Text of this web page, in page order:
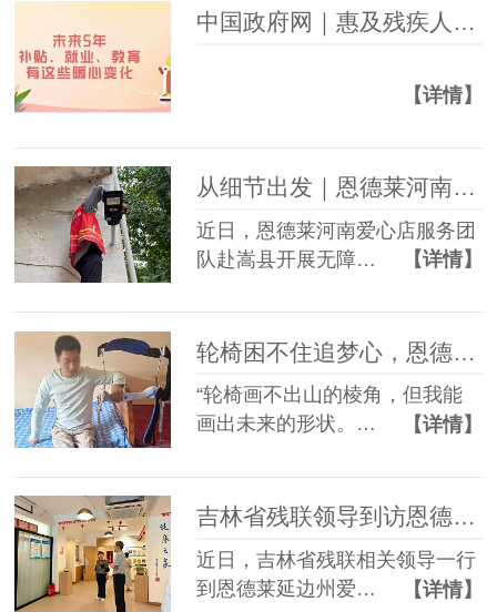
中国政府网｜惠及残疾人，未来5年补贴、就业、教育有这些暖心变化
【详情】
从细节出发｜恩德莱河南爱心店开展嵩县无障碍改造项目
近日，恩德莱河南爱心店服务团
队赴嵩县开展无障…
【详情】
轮椅困不住追梦心，恩德莱西安爱心店助力截瘫小伙绘就自强未来
“轮椅画不出山的棱角，但我能
画出未来的形状。…
【详情】
吉林省残联领导到访恩德莱延边州爱心店调研指导工作
近日，吉林省残联相关领导一行
到恩德莱延边州爱…
【详情】